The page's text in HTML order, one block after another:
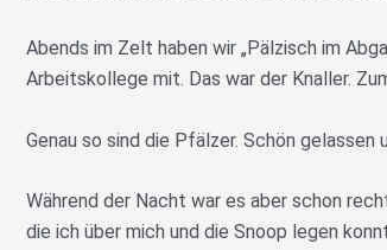
Abends im Zelt haben wir „Pälzisch im
Arbeitskollege mit. Das war der Knaller.
Genau so sind die Pfälzer. Schön gelassen
Während der Nacht war es aber schon
die ich über mich und die Snoop legen